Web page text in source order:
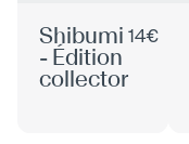
Shibumi
- Édition
collector
14€